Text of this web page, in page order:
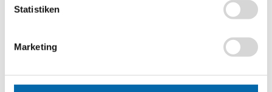
Statistiken
Marketing
So könnte es weitergehen